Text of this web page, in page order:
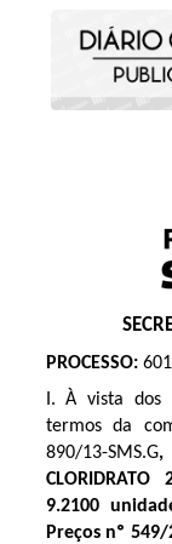
PROCESSO:
I. À vista dos
termos da
890/13-SMS.G,
9.2100
Preços nº 549/